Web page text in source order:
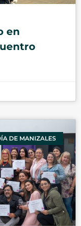
en
DE MANIZALES